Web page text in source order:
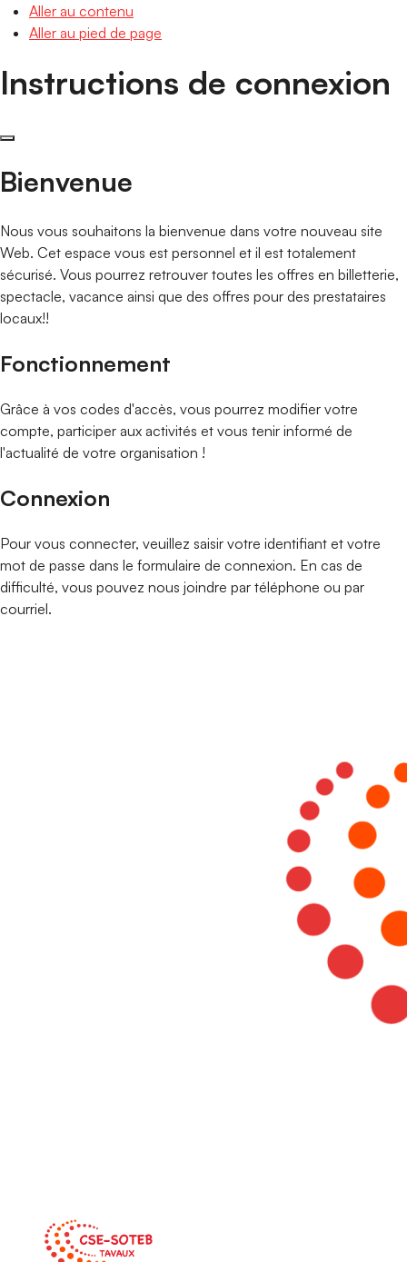
Aller au contenu
Aller au pied de page
Instructions de connexion
Bienvenue
Nous vous souhaitons la bienvenue dans votre nouveau site
Web. Cet espace vous est personnel et il est totalement
sécurisé. Vous pourrez retrouver toutes les offres en billetterie,
spectacle, vacance ainsi que des offres pour des prestataires
locaux!!
Fonctionnement
Grâce à vos codes d'accès, vous pourrez modifier votre
compte, participer aux activités et vous tenir informé de
l'actualité de votre organisation !
Connexion
Pour vous connecter, veuillez saisir votre identifiant et votre
mot de passe dans le formulaire de connexion. En cas de
difficulté, vous pouvez nous joindre par téléphone ou par
courriel.
Portail de connexion